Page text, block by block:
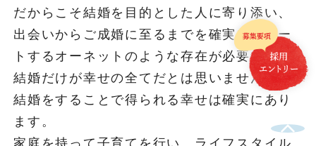
だからこそ結婚を目的とした人に寄り添い、
出会いからご成婚に至るまでを確実にサポー
トするオーネットのような存在が必要です。
結婚だけが幸せの全てだとは思いませんが、
結婚をすることで得られる幸せは確実にあり
ます。